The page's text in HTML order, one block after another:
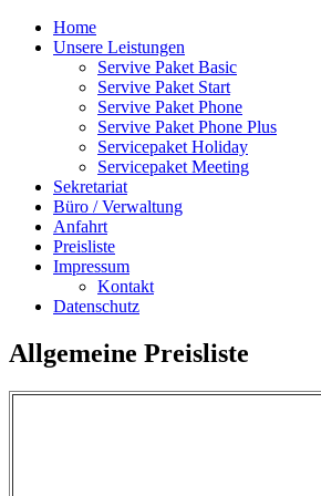
Home
Unsere Leistungen
Servive Paket Basic
Servive Paket Start
Servive Paket Phone
Servive Paket Phone Plus
Servicepaket Holiday
Servicepaket Meeting
Sekretariat
Büro / Verwaltung
Anfahrt
Preisliste
Impressum
Kontakt
Datenschutz
Allgemeine Preisliste